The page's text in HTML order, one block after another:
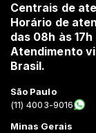
Centrais de
Horário de
das 08h às
Atendimento
Brasil.
São Paulo
(11) 4003-9016
Minas Gerais